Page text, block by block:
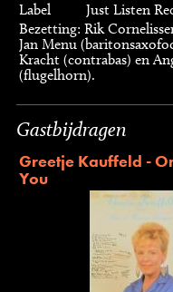
Label
Just Listen
Bezetting: Rik
Jan Menu
Kracht (contrabas) en
(flugelhorn).
Gastbijdragen
Greetje Kauffeld -
You